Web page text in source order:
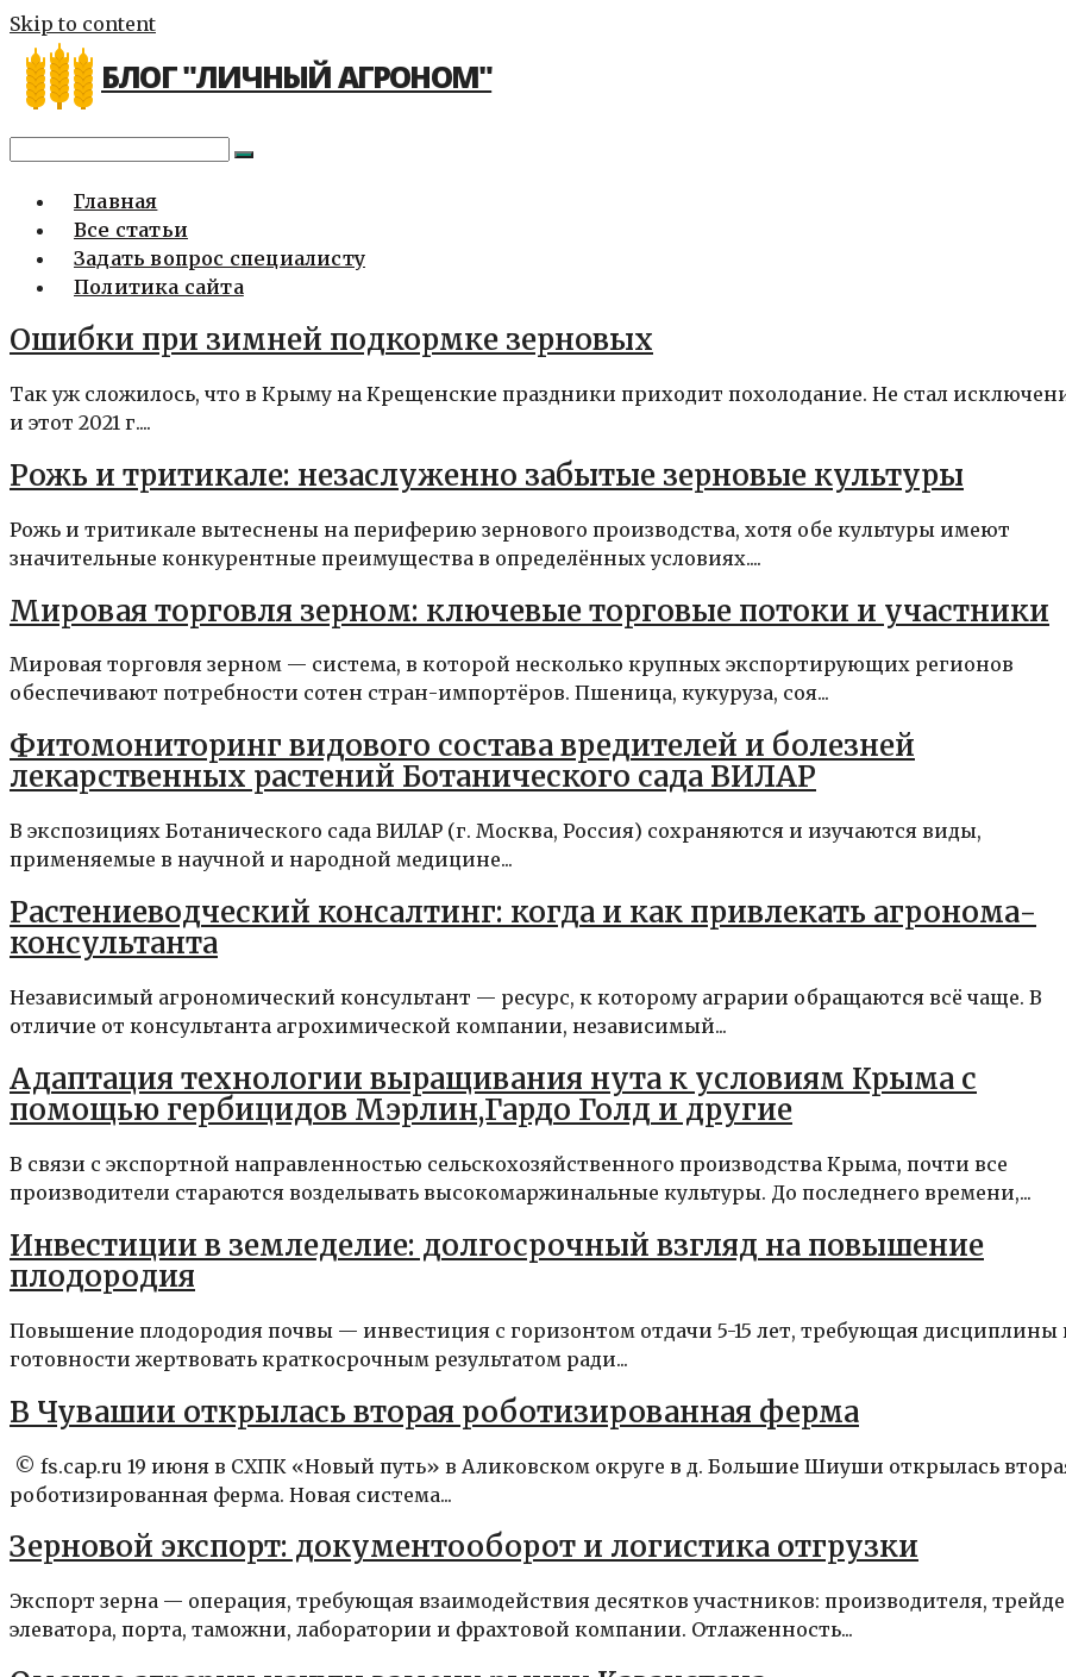
Skip to content
БЛОГ "ЛИЧНЫЙ АГРОНОМ"
Главная
Все статьи
Задать вопрос специалисту
Политика сайта
Ошибки при зимней подкормке зерновых
Так уж сложилось, что в Крыму на Крещенские праздники приходит похолодание. Не стал
и этот 2021 г....
Рожь и тритикале: незаслуженно забытые зерновые культуры
Рожь и тритикале вытеснены на периферию зернового производства, хотя обе культуры имеют
значительные конкурентные преимущества в определённых условиях....
Мировая торговля зерном: ключевые торговые потоки и участники
Мировая торговля зерном — система, в которой несколько крупных экспортирующих регионов
обеспечивают потребности сотен стран-импортёров. Пшеница, кукуруза, соя...
Фитомониторинг видового состава вредителей и болезней
лекарственных растений Ботанического сада ВИЛАР
В экспозициях Ботанического сада ВИЛАР (г. Москва, Россия) сохраняются и изучаются виды,
применяемые в научной и народной медицине...
Растениеводческий консалтинг: когда и как привлекать агронома-
консультанта
Независимый агрономический консультант — ресурс, к которому аграрии обращаются всё чаще. В
отличие от консультанта агрохимической компании, независимый...
Адаптация технологии выращивания нута к условиям Крыма с
помощью гербицидов Мэрлин,Гардо Голд и другие
В связи с экспортной направленностью сельскохозяйственного производства Крыма, почти все
производители стараются возделывать высокомаржинальные культуры. До последнего времени,...
Инвестиции в земледелие: долгосрочный взгляд на повышение
плодородия
Повышение плодородия почвы — инвестиция с горизонтом отдачи 5-15 лет, требующая дисциплины
готовности жертвовать краткосрочным результатом ради...
В Чувашии открылась вторая роботизированная ферма
© fs.cap.ru 19 июня в СХПК «Новый путь» в Аликовском округе в д. Большие Шиуши открылась
роботизированная ферма. Новая система...
Зерновой экспорт: документооборот и логистика отгрузки
Экспорт зерна — операция, требующая взаимодействия десятков участников: производителя,
элеватора, порта, таможни, лаборатории и фрахтовой компании. Отлаженность...